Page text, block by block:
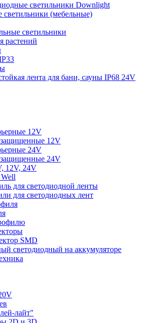
светильники Downlight
(мебельные)
светильники
растений
лента для бани, сауны IP68 24V
12V
12V
24V
24V
12V, 24V
для светодиодной ленты
для светодиодных лент
SMD
светодиодный на аккумуляторе
лайт"